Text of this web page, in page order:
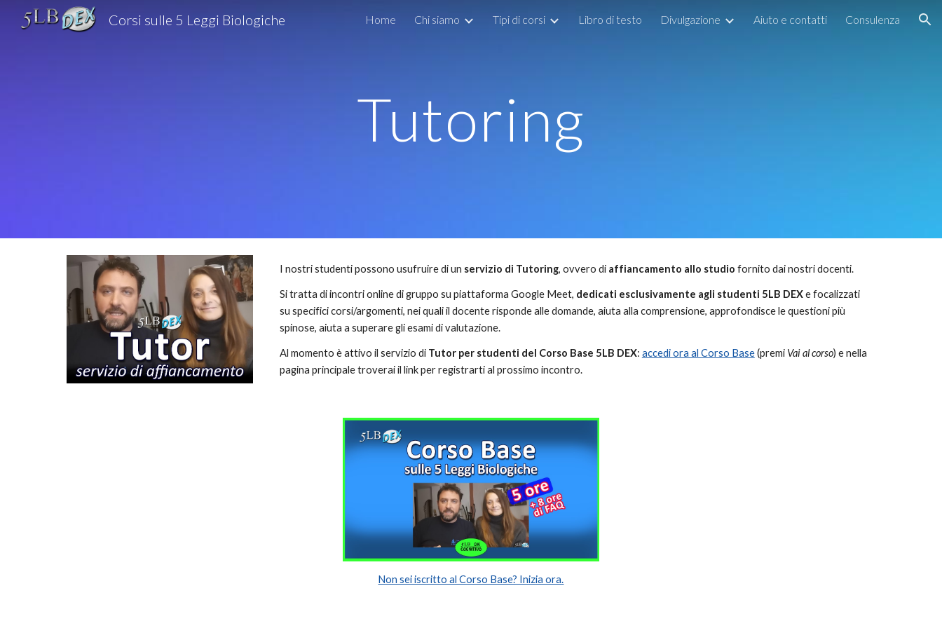
Skip to main content Skip to navigation
Corsi sulle 5 Leggi Biologiche Home Chi siamo Tipi di corsi Libro di testo Divulgazione Aiuto e contatti Consulenza
Tutoring
I nostri studenti possono usufruire di un servizio di Tutoring, ovvero di affiancamento allo studio fornito dai nostri docenti.
Si tratta di incontri online di gruppo su piattaforma Google Meet, dedicati esclusivamente agli studenti 5LB DEXe focalizzati
su specifici corsi/argomenti, nei quali il docente risponde alle domande, aiuta alla comprensione, approfondisce le questioni più
spinose, aiuta a superare gli esami di valutazione.
Al momento è attivo il servizio di Tutor per studenti del Corso Base 5LB DEX: accedi ora al Corso Base(premi Vai al corso) e nella
pagina principale troverai il link per registrarti al prossimo incontro.
Non sei iscritto al Corso Base? Inizia ora.